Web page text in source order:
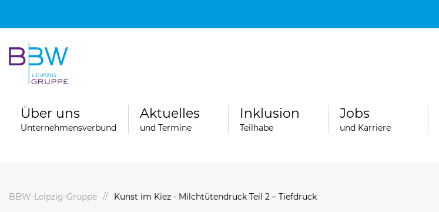
Über uns
Unternehmensverbund
Aktuelles
und Termine
Inklusion
Teilhabe
Jobs
und Karriere
Spenden
BBW-Leipzig-Gruppe Kunst im Kiez - Milchtütendruck Teil 2 – Tiefdruck